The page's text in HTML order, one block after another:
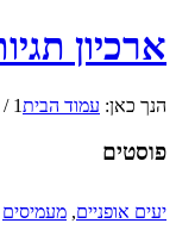
ארכיון
הנך כאן: עמוד הבית1
/
פוסטים
יעים אופניים, מעמיסים